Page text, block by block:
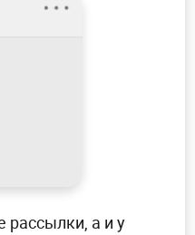
рассылки, а и у